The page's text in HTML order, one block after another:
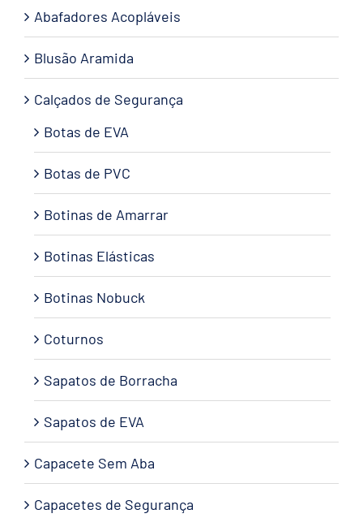
Abafadores Acopláveis
Blusão Aramida
Calçados de Segurança
Botas de EVA
Botas de PVC
Botinas de Amarrar
Botinas Elásticas
Botinas Nobuck
Coturnos
Sapatos de Borracha
Sapatos de EVA
Capacete Sem Aba
Capacetes de Segurança